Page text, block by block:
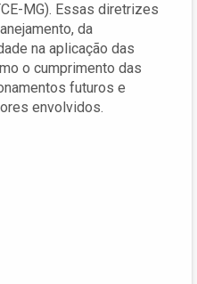
MG). Essas diretrizes
da
na aplicação das
o cumprimento das
futuros e
envolvidos.